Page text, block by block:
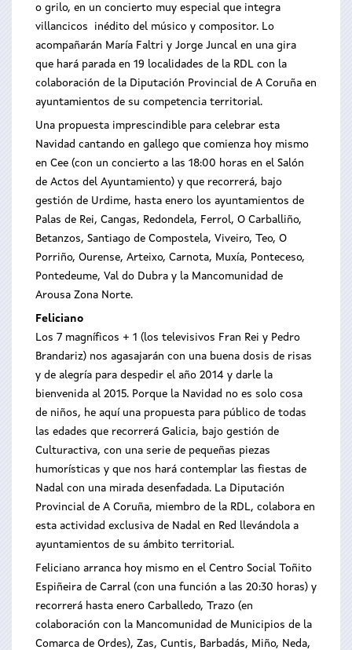
o grilo, en un concierto muy especial que integra
villancicos inédito del músico y compositor. Lo
acompañarán María Faltri y Jorge Juncal en una gira
que hará parada en 19 localidades de la RDL con la
colaboración de la Diputación Provincial de A Coruña en
ayuntamientos de su competencia territorial.
Una propuesta imprescindible para celebrar esta
Navidad cantando en gallego que comienza hoy mismo
en Cee (con un concierto a las 18:00 horas en el Salón
de Actos del Ayuntamiento) y que recorrerá, bajo
gestión de Urdime, hasta enero los ayuntamientos de
Palas de Rei, Cangas, Redondela, Ferrol, O Carballiño,
Betanzos, Santiago de Compostela, Viveiro, Teo, O
Porriño, Ourense, Arteixo, Carnota, Muxía, Ponteceso,
Pontedeume, Val do Dubra y la Mancomunidad de
Arousa Zona Norte.
Feliciano
Los 7 magníficos + 1 (los televisivos Fran Rei y Pedro
Brandariz) nos agasajarán con una buena dosis de risas
y de alegría para despedir el año 2014 y darle la
bienvenida al 2015. Porque la Navidad no es solo cosa
de niños, he aquí una propuesta para público de todas
las edades que recorrerá Galicia, bajo gestión de
Culturactiva, con una serie de pequeñas piezas
humorísticas y que nos hará contemplar las fiestas de
Nadal con una mirada desenfadada. La Diputación
Provincial de A Coruña, miembro de la RDL, colabora en
esta actividad exclusiva de Nadal en Red llevándola a
ayuntamientos de su ámbito territorial.
Feliciano arranca hoy mismo en el Centro Social Toñito
Espiñeira de Carral (con una función a las 20:30 horas) y
recorrerá hasta enero Carballedo, Trazo (en
colaboración con la Mancomunidad de Municipios de la
Comarca de Ordes), Zas, Cuntis, Barbadás, Miño, Neda,